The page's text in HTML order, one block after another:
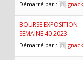
Démarré par :
BOURSE EXPOSITION
SEMAINE 40 2023
Démarré par :